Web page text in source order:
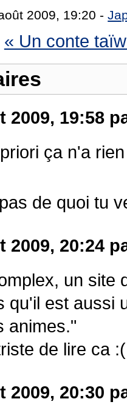
2009, 19:20 -
« Un conte
2009, 19:58
ça n'a
de quoi tu
2009, 20:24
un site
qu'il est aussi
animes."
de lire ca :(
2009, 20:30